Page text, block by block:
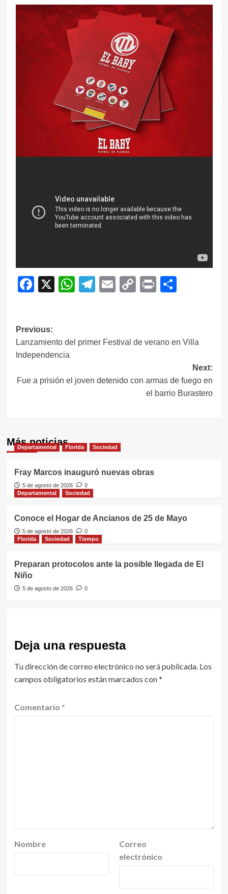
Facebook
X WhatsApp
Telegram
EmailCopy
Print
Navegación
de
entradas
Previous:
Lanzamiento del primer Festival de verano en Villa
Independencia
Next:
Fue a prisión el joven detenido con armas de fuego en
el barrio Burastero
Más noticias
Departamental Florida Sociedad
Fray Marcos inauguró nuevas obras
5 de agosto de 2026
0
Departamental
Sociedad
Conoce el Hogar de Ancianos de 25 de Mayo
5 de agosto de 2026
0
Florida
Sociedad Tiempo
Preparan protocolos ante la posible llegada de El
Niño
5 de agosto de 2026 0
Deja una respuesta
Tu dirección de correo electrónico no será publicada. Los
campos obligatorios están marcados con*
Comentario *
Nombre
Correo
electrónico